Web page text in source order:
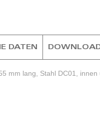
mm lang, Stahl DC01,
DATEN